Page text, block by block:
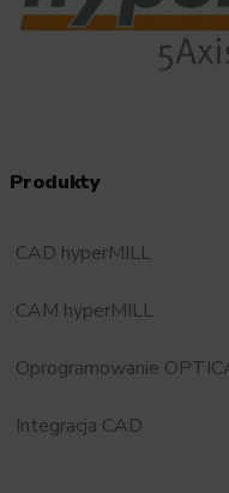
Produkty
CAD hyperMILL
CAM hyperMILL
Oprogramowanie
Integracja CAD